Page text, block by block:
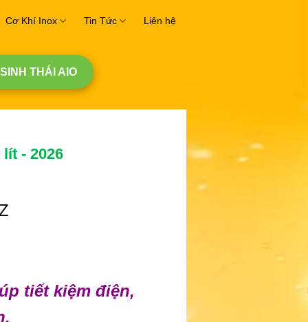
Cơ Khí Inox Tin Tức Liên hệ
THÁI AIO
- 2026
tiết kiệm điện,